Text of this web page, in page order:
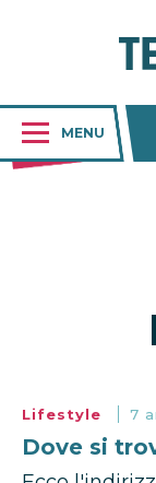
MENU
Lifestyle 7
Dove si